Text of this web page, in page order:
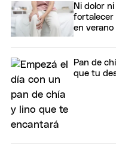
Ni dolor
fortalecer
en verano
Pan de
que tu